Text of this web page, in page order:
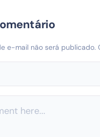
e-mail não será publicado.